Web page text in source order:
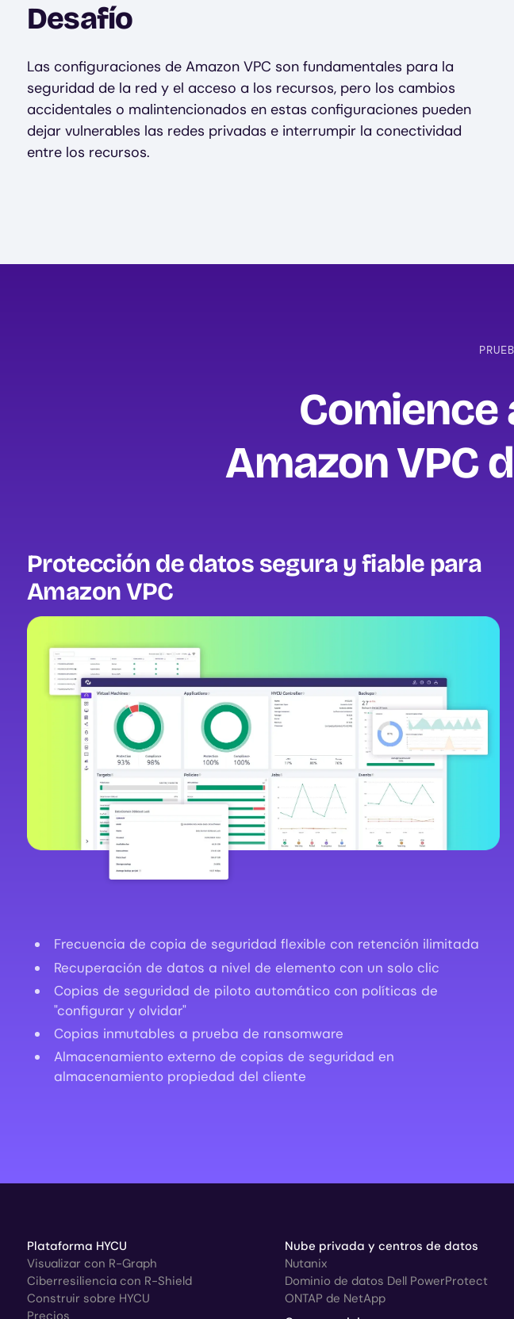
Desafío
Las configuraciones de Amazon VPC son fundamentales para la
seguridad de la red y el acceso a los recursos, pero los cambios
accidentales o malintencionados en estas configuraciones pueden
dejar vulnerables las redes privadas e interrumpir la conectividad
entre los recursos.
Comience
Amazon VPC
Protección de datos segura y fiable para
Amazon VPC
Image
Frecuencia de copia de seguridad flexible con retención ilimitada
Recuperación de datos a nivel de elemento con un solo clic
Copias de seguridad de piloto automático con políticas de
"configurar y olvidar"
Copias inmutables a prueba de ransomware
Almacenamiento externo de copias de seguridad en
almacenamiento propiedad del cliente
Plataforma HYCU
Visualizar con R-Graph
Ciberresiliencia con R-Shield
Construir sobre HYCU
Nube privada y centros de datos
Nutanix
Dominio de datos Dell PowerProtect
ONTAP de NetApp